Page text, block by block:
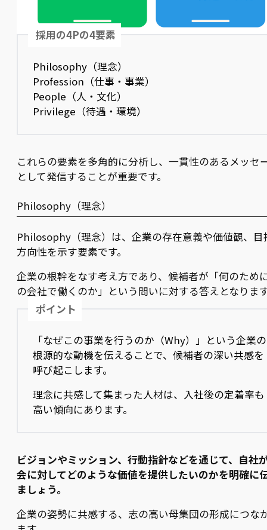
採用の4Pの4要素
Philosophy（理念）
Profession（仕事・事業）
People（人・文化）
Privilege（待遇・環境）
これらの要素を多角的に分析し、一貫性のあるメッセ
として発信することが重要です。
Philosophy（理念）
Philosophy（理念）は、企業の存在意義や価値観、目
方向性を示す要素です。
企業の根幹をなす考え方であり、候補者が「何のため
の会社で働くのか」という問いに対する答えとなりま
ポイント
「なぜこの事業を行うのか（Why）」という企業の
根源的な動機を伝えることで、候補者の深い共感を
呼び起こします。
理念に共感して集まった人材は、入社後の定着率も
高い傾向にあります。
ビジョンやミッション、行動指針などを通じて、自社
会に対してどのような価値を提供したいのかを明確に
ましょう。
企業の姿勢に共感する、志の高い母集団の形成につな